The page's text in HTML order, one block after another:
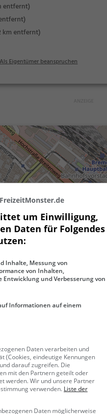
entfernt)
km entfernt)
Als Eigentümer beanspruchen
von
Glück
in Bremen
Restaura
nt, Bar, Burg
er, Bier, Wei
um Einwilligung,
Daten für Folgendes
Inhalte, Messung von
von Inhalten,
Entwicklung und Verbesserung von
Informationen auf einem
Daten verarbeiten und
(Cookies, eindeutige Kennungen
darauf zugreifen. Die
mit den Partnern geteilt oder
werden. Wir und unsere Partner
verwenden. Liste der
Daten möglicherweise